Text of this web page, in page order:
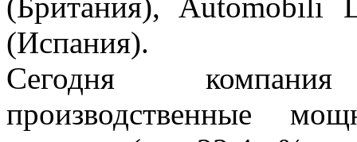
(Испания).
Сегодня
производственные